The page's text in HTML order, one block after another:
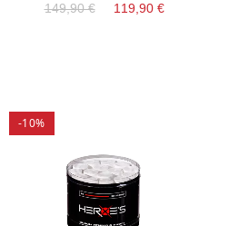
149,90 €
119,90 €
-10%